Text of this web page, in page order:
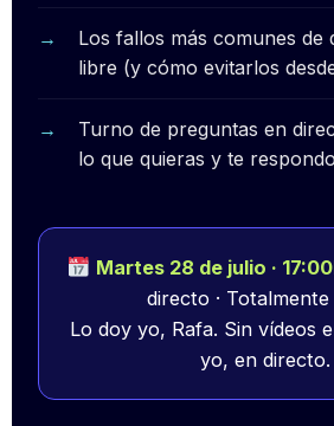
Los fallos más comunes de
libre (y cómo evitarlos
Turno de preguntas en
lo que quieras y te
Martes 28 de julio ·
directo ·
Lo doy yo, Rafa. Sin vídeos
yo, en directo.